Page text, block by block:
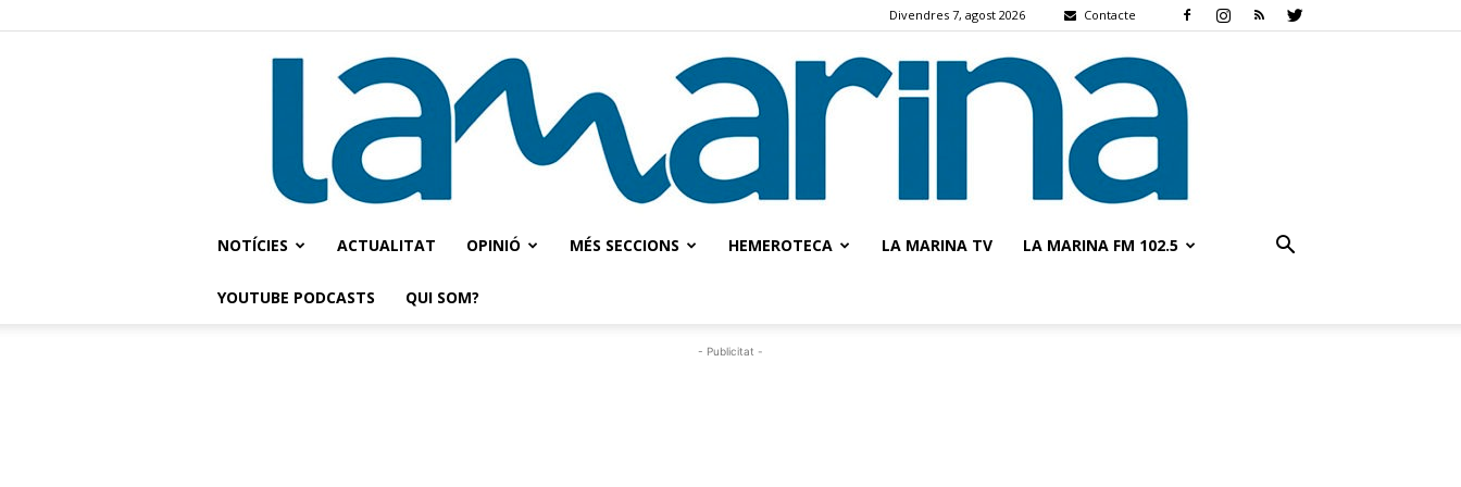
Divendres 7, agost 2026 Contacte
NOTÍCIES ACTUALITAT OPINIÓ MÉS SECCIONS HEMEROTECA LA MARINA TV LA MARINA FM 102.5
YOUTUBE PODCASTS QUI SOM?
- Publicitat -